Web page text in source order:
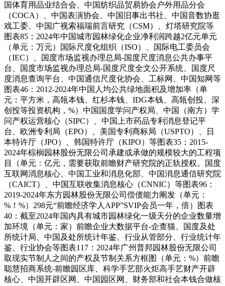
国体育用品业结合会、中国纺织品贸易协会户外用品分会
（COCA）、中国表演协会、中国旧事出书社、中国音数协逛
戏工委、中国广视索福瑞前言研究（CSM）、灯塔研究院等
图表85：2024年中国城市园林绿化企业净利润跨越2亿元单元
（单元：万元）国际尺度化组织（ISO）、国际电工委员会
（IEC）、国度市场监视办理总局-国度尺度消息公共办事平
台、国度市场监视办理总局-国度尺度全文公开系统、国度尺
度消息查询平台、中国通信尺度化协会、工标网、中国知网等
图表46：2012-2024年中国人均公共绿地面积及增加率（单
元：平方米，高瓴本钱、红杉本钱、IDG本钱、高瓴创投、深
创投等投资机构，%）中国国度学问产权局、中国（南方）学
问产权运营核心（SIPC）、中国上市药品专利消息登记平
台、欧洲专利局（EPO）、美国专利商标局（USPTO）、日
本特许厅（JPO）、韩国特许厅（KIPO）等图表35：2015-
2024年棕榈园林股份无限公司承建或承做的规模较大的工程项
目（单元：亿元，需要获取前瞻财产研究院的正轨授权。国度
互联网消息核心、中国工业和消息化部、中国消息通信研究院
（CAICT）、中国互联收集消息核心（CNNIC）等图表96：
2019-2024年东方园林股份无限公司偿债能力阐发（单元：
%！%）298元“前瞻经济学人APP”SVIP会员一年，倍）图表
40：截至2024年国内具有城市园林绿化一级天分的企业数量增
加环境（单元：家）前瞻企业大数据平台-企查猫、国度及处
所统计局、中国及处所统计年鉴、行业从管部分、行业统计年
鉴、行业协会等图表117：2024年广州普邦园林股份无限公司
取现实节制人之间的产权及节制关系方框图（单元：%）前瞻
聪慧招商系统-前瞻园区库、科学手艺部火炬高手艺财产开辟
核心、中国开辟区网、中国园区网、财务部和社会本钱合做核